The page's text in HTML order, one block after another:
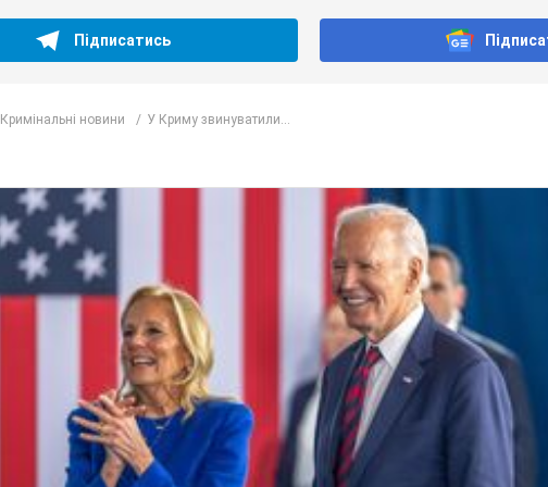
Підписатись
Кримінальні новини У Криму звинуватили...